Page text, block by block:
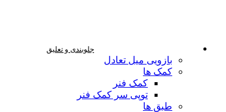
جلوبندی و تعلیق
بازویی میل تعادل
کمک ها
کمک فنر
توپی سر کمک فنر
طبق ها